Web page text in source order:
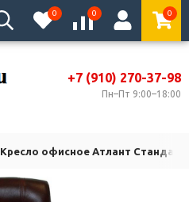
0 0 0
+7 (910) 270-37-98
Пн–Пт 9:00–18:00
Кресло офисное Атлант